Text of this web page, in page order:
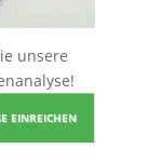
unsere
EINREICHEN